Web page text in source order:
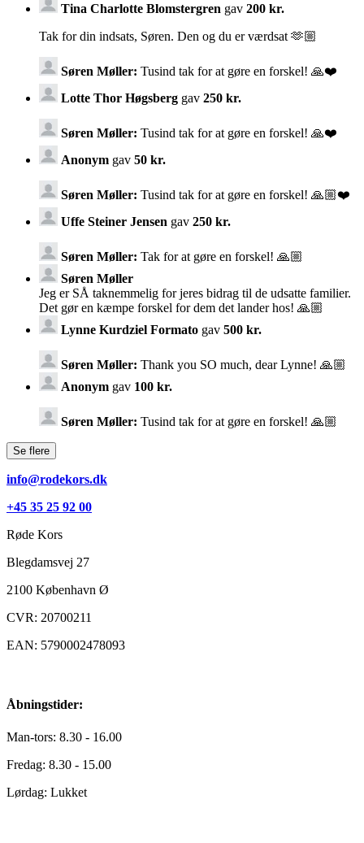
Tina Charlotte Blomstergren gav 200 kr.
Tak for din indsats, Søren. Den og du er værdsat 🫶🏼
Søren Møller: Tusind tak for at gøre en forskel! 🙏❤️
Lotte Thor Høgsberg gav 250 kr.
Søren Møller: Tusind tak for at gøre en forskel! 🙏❤️
Anonym gav 50 kr.
Søren Møller: Tusind tak for at gøre en forskel! 🙏🏼❤️
Uffe Steiner Jensen gav 250 kr.
Søren Møller: Tak for at gøre en forskel! 🙏🏼
Søren Møller
Jeg er SÅ taknemmelig for jeres bidrag til de udsatte familier.
Det gør en kæmpe forskel for dem det lander hos! 🙏🏼
Lynne Kurdziel Formato gav 500 kr.
Søren Møller: Thank you SO much, dear Lynne! 🙏🏼
Anonym gav 100 kr.
Søren Møller: Tusind tak for at gøre en forskel! 🙏🏼
info@rodekors.dk
+45 35 25 92 00
Røde Kors
Blegdamsvej 27
2100 København Ø
CVR: 20700211
EAN: 5790002478093
Åbningstider:
Man-tors: 8.30 - 16.00
Fredag: 8.30 - 15.00
Lørdag: Lukket